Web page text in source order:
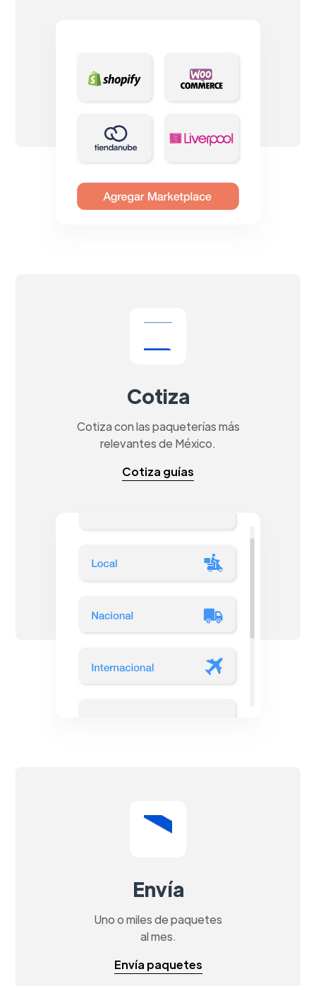
Cotiza
Cotiza con las paqueterías más
relevantes de México.
Cotiza guías
Envía
Uno o miles de paquetes
al mes.
Envía paquetes